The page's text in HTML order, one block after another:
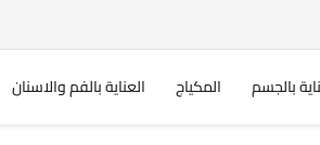
بالجسم المكياج العناية بالفم والاسنان